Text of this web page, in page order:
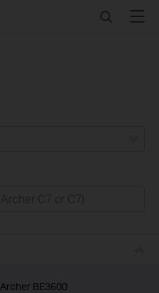
SearchMenu
Archer BE3600